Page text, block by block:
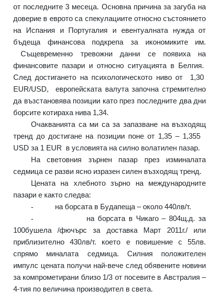
от последните 3 месеца. Основна причина за загуба на
доверие в еврото са спекулациите относно състоянието
на Испания и Португалия и евентуалната нужда от
бъдеща финансова подкрепа за икономиките им.
Същевременно тревожни данни се появиха на
финансовите пазари и относно ситуацията в Белгия.
След достигането на психологическото ниво от
1,30
EUR/USD,
европейската валута започна стремително
да възстановява позиции като през последните два дни
борсите котираха нива 1,34.
Очакванията са ми са за запазване на възходящ
тренд до достигане на позиции поне от 1,35 – 1,355
USD за 1 EUR
в условията на силно волатилен пазар.
На световния зърнен пазар през изминалата
седмица се разви ясно изразен силен възходящ тренд.
Цената на хлебното зърно на международните
пазари е както следва:
-
на борсата в Будапеща – около 440лв/т.
-
на борсата в Чикаго – 804щ.д. за
100бушела /фючърс за доставка Март 2011г./ или
приблизително 430лв/т. което е повишение с 55лв.
спрямо миналата седмица. Силния положителен
импулс цената получи най-вече след обявените новини
за компрометирани близо 1/3 от посевите в Австралия –
4-тия по величина производител в света.